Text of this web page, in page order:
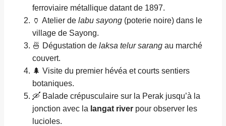
ferroviaire métallique datant de 1897.
🏺 Atelier de labu sayong (poterie noire) dans le
village de Sayong.
🍜 Dégustation de laksa telur sarang au marché
couvert.
🌲 Visite du premier hévéa et courts sentiers
botaniques.
🛶 Balade crépusculaire sur la Perak jusqu’à la
jonction avec la langat river pour observer les
lucioles.